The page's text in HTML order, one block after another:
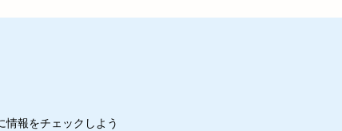
情報をチェックしよう